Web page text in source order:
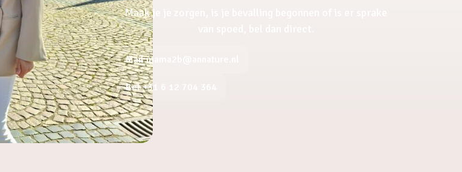
Maak je je zorgen, is je bevalling begonnen of is er sprake
Mail mama2b@annature.nl
Bel +31 6 12 704 364